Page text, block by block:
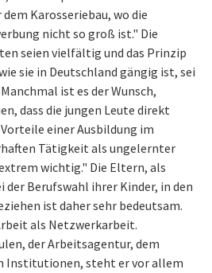
Karosseriebau, wo die
nicht so groß ist." Die
seien vielfältig und das Prinzip
sie in Deutschland gängig ist, sei
ist es der Wunsch,
dass die jungen Leute direkt
einer Ausbildung im
Tätigkeit als ungelernter
wichtig." Die Eltern, als
Berufswahl ihrer Kinder, in den
ist daher sehr bedeutsam.
als Netzwerkarbeit.
der Arbeitsagentur, dem
Institutionen, steht er vor allem